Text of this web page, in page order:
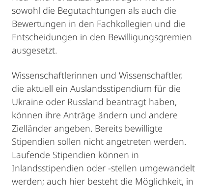
sowohl die Begutachtungen als auch die
Bewertungen in den Fachkollegien und die
Entscheidungen in den Bewilligungsgremien
ausgesetzt.
Wissenschaftlerinnen und Wissenschaftler,
die aktuell ein Auslandsstipendium für die
Ukraine oder Russland beantragt haben,
können ihre Anträge ändern und andere
Zielländer angeben. Bereits bewilligte
Stipendien sollen nicht angetreten werden.
Laufende Stipendien können in
Inlandsstipendien oder -stellen umgewandelt
werden; auch hier besteht die Möglichkeit, in